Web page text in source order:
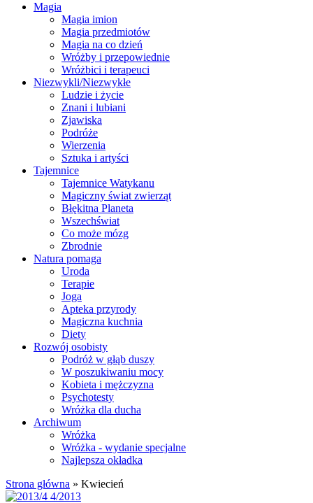
Magia
Magia imion
Magia przedmiotów
Magia na co dzień
Wróżby i przepowiednie
Wróżbici i terapeuci
Niezwykli/Niezwykłe
Ludzie i życie
Znani i lubiani
Zjawiska
Podróże
Wierzenia
Sztuka i artyści
Tajemnice
Tajemnice Watykanu
Magiczny świat zwierząt
Błękitna Planeta
Wszechświat
Co może mózg
Zbrodnie
Natura pomaga
Uroda
Terapie
Joga
Apteka przyrody
Magiczna kuchnia
Diety
Rozwój osobisty
Podróż w głąb duszy
W poszukiwaniu mocy
Kobieta i mężczyzna
Psychotesty
Wróżka dla ducha
Archiwum
Wróżka
Wróżka - wydanie specjalne
Najlepsza okładka
Strona główna » Kwiecień